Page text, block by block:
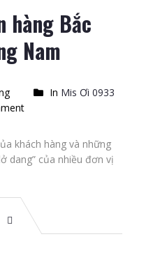
hàng Bắc
Nam
In Mis Ơi 0933
khách hàng và những
dang” của nhiều đơn vị